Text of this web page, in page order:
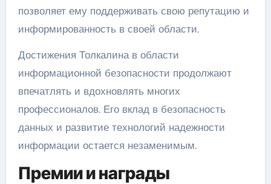
позволяет ему поддерживать свою репутацию и
информированность в своей области.
Достижения Толкалина в области
информационной безопасности продолжают
впечатлять и вдохновлять многих
профессионалов. Его вклад в безопасность
данных и развитие технологий надежности
информации остается незаменимым.
Премии и награды